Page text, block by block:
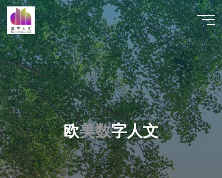
跳
至
内
容
数字人
文 |
DHCN
欧美数字人文